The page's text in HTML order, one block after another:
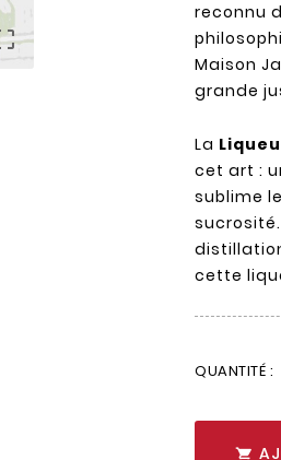
reconnu
Maison
grande
La
cet art :
sublime
cette
QUANTITÉ :
